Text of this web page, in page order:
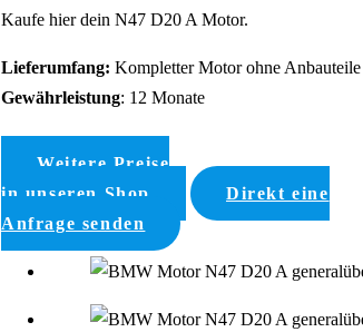
Kaufe hier dein N47 D20 A Motor.
Lieferumfang: Kompletter Motor ohne Anbauteile
Gewährleistung: 12 Monate
Weitere Preise
in unseren Shop
Direkt eine
Anfrage senden